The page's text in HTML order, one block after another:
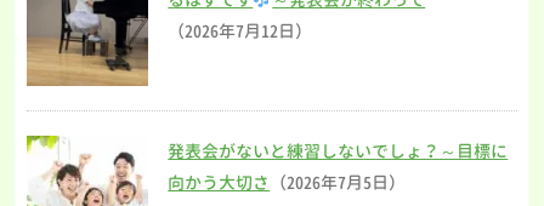
（2026年7月12日）
発表会がないと練習しないでしょ？～目標に
向かう大切さ （2026年7月5日）